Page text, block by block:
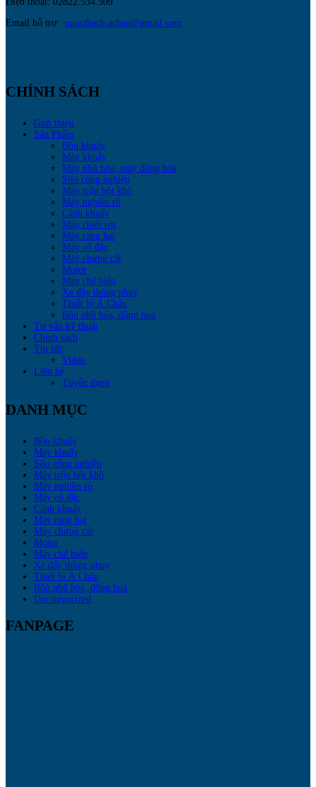
Email hỗ trợ: ngocthach.achau@gmail.com
CHÍNH SÁCH
Giới thiệu
Sản Phẩm
Bồn khuấy
Máy khuấy
Máy nhũ hóa, máy đồng hóa
Silo công nghiệp
Máy trộn bột khô
Máy nghiền rổ
Cánh khuấy
Máy chiết rót
Máy rang hạt
Máy cô đặc
Máy chưng cất
Motor
Máy chế biến
Xe đẩy thùng phuy
Thiết bị Á Châu
Bồn nhũ hóa, đồng hoá
Tư vấn kỹ thuật
Chính sách
Tin tức
Video
Liên hệ
Tuyển dụng
DANH MỤC
Bồn khuấy
Máy khuấy
Silo công nghiệp
Máy trộn bột khô
Máy nghiền rổ
Máy cô đặc
Cánh khuấy
Máy rang hạt
Máy chưng cất
Motor
Máy chế biến
Xe đẩy thùng phuy
Thiết bị Á Châu
Bồn nhũ hóa, đồng hoá
Uncategorized
FANPAGE